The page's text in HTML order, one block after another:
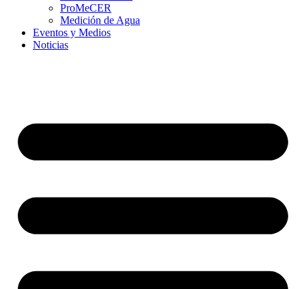
ProMeCER
Medición de Agua
Eventos y Medios
Noticias